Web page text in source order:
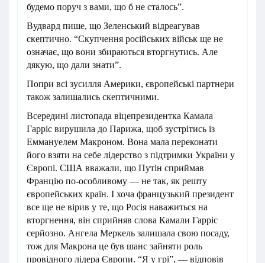
будемо поруч з вами, що б не сталось”.
Вудвард пише, що Зеленський відреагував
скептично. “Скупчення російських військ ще не
означає, що вони збираються вторгнутись. Але
дякую, що дали знати”.
Попри всі зусилля Америки, європейські партнери
також залишались скептичними.
Всередині листопада віцепрезидентка Камала
Гарріс вирушила до Парижа, щоб зустрітись із
Еммануелем Макроном. Вона мала переконати
його взяти на себе лідерство з підтримки України у
Європі. США вважали, що Путін сприймав
Францію по-особливому — не так, як решту
європейських країн. І хоча французький президент
все ще не вірив у те, що Росія наважиться на
вторгнення, він сприйняв слова Камали Гарріс
серйозно. Ангела Меркель залишала свою посаду,
тож для Макрона це був шанс зайняти роль
провідного лідера Європи. “Я у грі”, — відповів